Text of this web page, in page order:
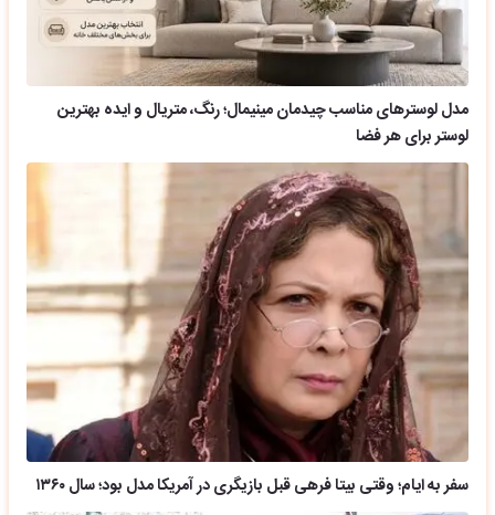
مدل لوسترهای مناسب چیدمان مینیمال؛ رنگ، متریال و ایده بهترین
لوستر برای هر فضا
سفر به ایام؛ وقتی بیتا فرهی قبل بازیگری در آمریکا مدل بود؛ سال ۱۳۶۰